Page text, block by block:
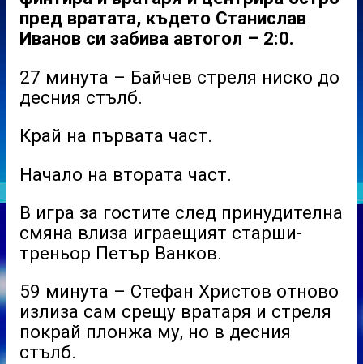
пред вратата, където Станислав
Иванов си забива автогол – 2:0.
27 минута – Байчев стреля ниско до
десния стълб.
Край на първата част.
Начало на втората част.
В игра за гостите след принудителна
смяна влиза играещият старши-
треньор Петър Ванков.
59 минута – Стефан Христов отново
излиза сам срещу вратаря и стреля
покрай плонжа му, но в десния
стълб.